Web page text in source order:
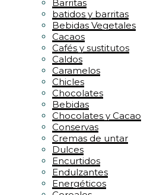
Barritas
batidos y barritas
Bebidas Vegetales
Cacaos
Cafés y sustitutos
Caldos
Caramelos
Chicles
Chocolates
Bebidas
Chocolates y Cacao
Conservas
Cremas de untar
Dulces
Encurtidos
Endulzantes
Energéticos